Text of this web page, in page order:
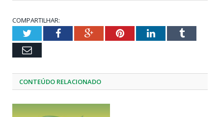
COMPARTILHAR:
TwitterFacebookGoogle+PinterestLinkedInTumblr
Email
CONTEÚDO RELACIONADO